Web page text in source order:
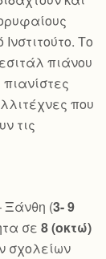
Το
πιάνου
που
τις
Ξάνθη (3- 9
σε 8 (οκτώ)
σχολείων